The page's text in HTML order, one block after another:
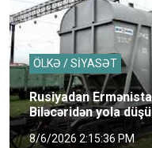
ÖLKƏ / SİYASƏT
Rusiyadan
Biləcəridən yola
8/6/2026 2:15:36 PM